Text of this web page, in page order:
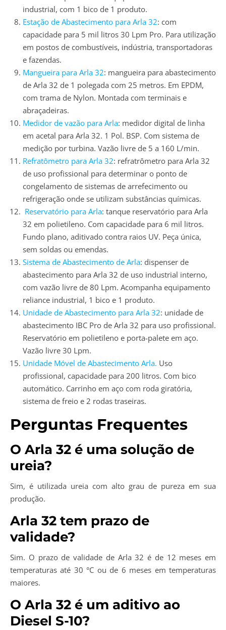
industrial, com 1 bico de 1 produto.
Estação de Abastecimento para Arla 32: com
capacidade para 5 mil litros 30 Lpm Pro. Para utilização
em postos de combustíveis, indústria, transportadoras
e fazendas.
Mangueira para Arla 32: mangueira para abastecimento
de Arla 32 de 1 polegada com 25 metros. Em EPDM,
com trama de Nylon. Montada com terminais e
abraçadeiras.
Medidor de vazão para Arla: medidor digital de linha
em acetal para Arla 32. 1 Pol. BSP. Com sistema de
medição por turbina. Vazão livre de 5 a 160 L/min.
Refratômetro para Arla 32: refratrômetro para Arla 32
de uso profissional para determinar o ponto de
congelamento de sistemas de arrefecimento ou
refrigeração onde se utilizam substâncias químicas.
Reservatório para Arla: tanque reservatório para Arla
32 em polietileno. Com capacidade para 6 mil litros.
Fundo plano, aditivado contra raios UV. Peça única,
sem soldas ou emendas.
Sistema de Abastecimento de Arla: dispenser de
abastecimento para Arla 32 de uso industrial interno,
com vazão livre de 80 Lpm. Acompanha equipamento
reliance industrial, 1 bico e 1 produto.
Unidade de Abastecimento para Arla 32: unidade de
abastecimento IBC Pro de Arla 32 para uso profissional.
Reservatório em polietileno e porta-palete em aço.
Vazão livre 30 Lpm.
Unidade Móvel de Abastecimento Arla. Uso
profissional, capacidade para 200 litros. Com bico
automático. Carrinho em aço com roda giratória,
sistema de freio e 2 rodas traseiras.
Perguntas Frequentes
O Arla 32 é uma solução de
ureia?
Sim, é utilizada ureia com alto grau de pureza em sua
produção.
Arla 32 tem prazo de
validade?
Sim. O prazo de validade de Arla 32 é de 12 meses em
temperaturas até 30 °C ou de 6 meses em temperaturas
maiores.
O Arla 32 é um aditivo ao
Diesel S-10?